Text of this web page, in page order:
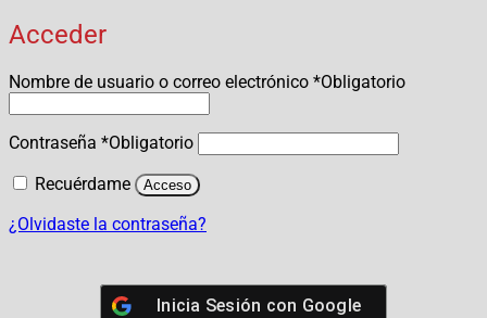
Acceder
Nombre de usuario o correo electrónico *Obligatorio
Contraseña *Obligatorio
Recuérdame
Acceso
¿Olvidaste la contraseña?
Inicia Sesión con Google